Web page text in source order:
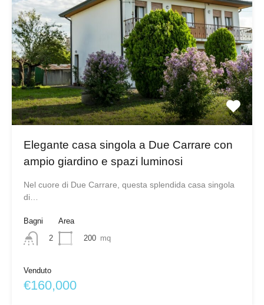
Elegante casa singola a Due Carrare con
ampio giardino e spazi luminosi
Nel cuore di Due Carrare, questa splendida casa singola
di…
Bagni
2
Area
200 mq
Venduto
€160,000